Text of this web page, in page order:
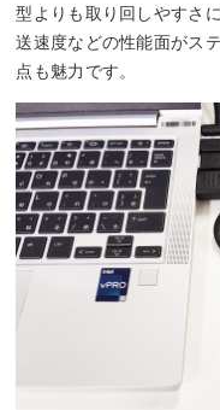
型よりも取り回しやすさ
送速度などの性能面がス
点も魅力です。